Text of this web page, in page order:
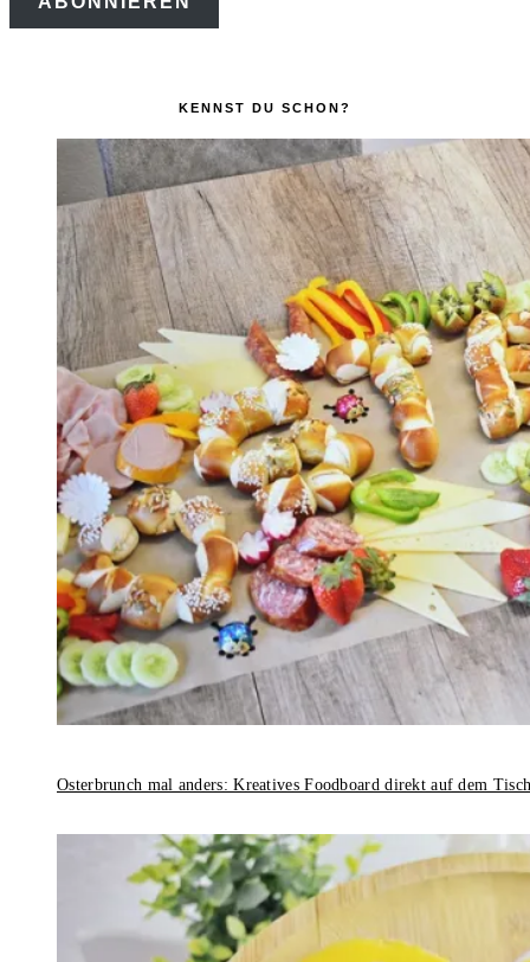
KENNST DU SCHON?
Osterbrunch mal anders: Kreatives Foodboard direkt auf dem